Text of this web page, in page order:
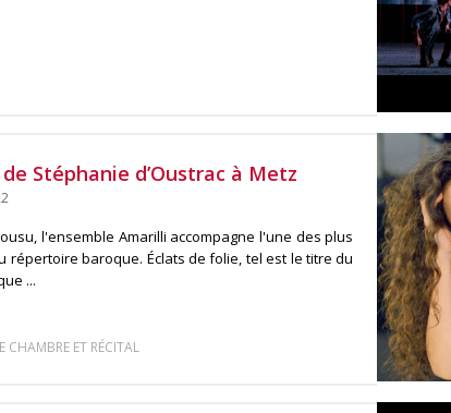
Stéphanie d’Oustrac à Metz
l'ensemble Amarilli accompagne l'une des plus
baroque. Éclats de folie, tel est le titre du
...
CHAMBRE ET RÉCITAL